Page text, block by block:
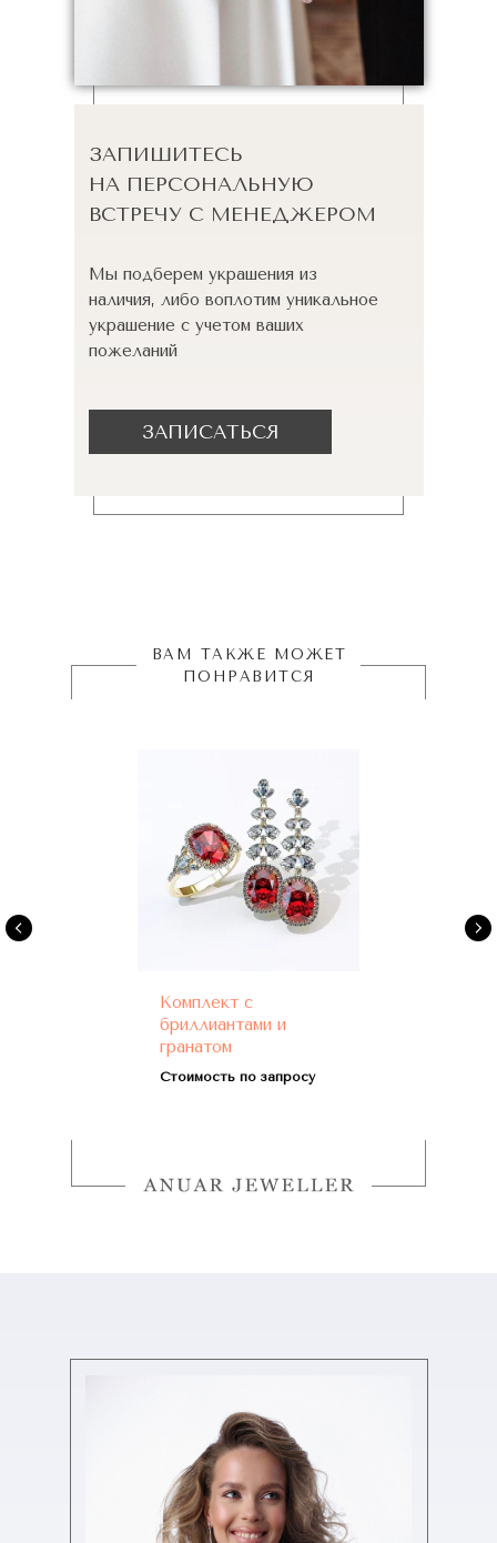
ЗАПИШИТЕСЬ
НА ПЕРСОНАЛЬНУЮ
ВСТРЕЧУ С МЕНЕДЖЕРОМ
Мы подберем украшения из
наличия, либо воплотим уникальное
украшение с учетом ваших
пожеланий
ЗАПИСАТЬСЯ
ВАМ ТАКЖЕ МОЖЕТ
ПОНРАВИТСЯ
Комплект с
бриллиантами и
гранатом
Стоимость по запросу